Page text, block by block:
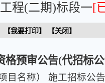
程(二期)标段一[
【我要打印】 【关闭 】
格预审公告(代招标
目名称） 施工招标公告